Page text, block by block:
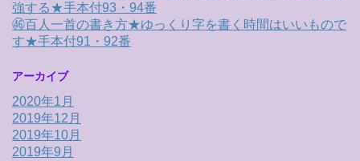
強する★手本付93・94番
㊻百人一首の書き方★ゆっくり字を書く時間はいいもので
す★手本付91・92番
アーカイブ
2020年1月
2019年12月
2019年10月
2019年9月